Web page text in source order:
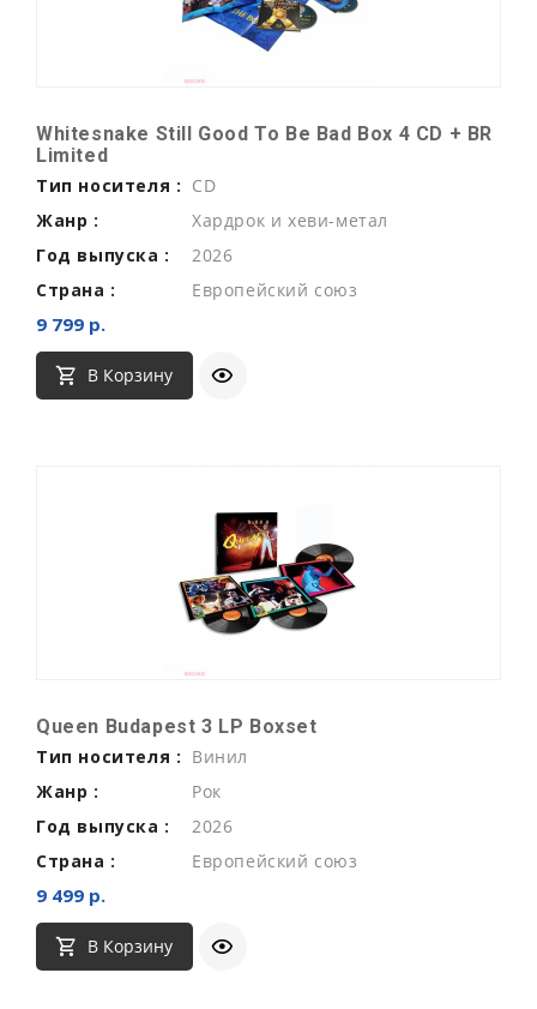
Whitesnake Still Good To Be Bad Box 4 CD + BR
Limited
Тип носителя : CD
Жанр :
Хардрок и хеви-метал
Год выпуска :
2026
Страна :
Европейский союз
9 799 р.
В Корзину
Queen Budapest 3 LP Boxset
Тип носителя : Винил
Жанр :
Рок
Год выпуска :
2026
Страна :
Европейский союз
9 499 р.
В Корзину